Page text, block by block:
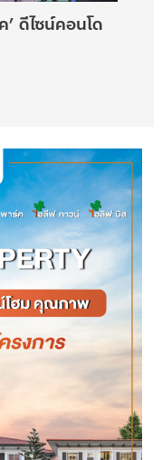
’ ดีไซน์คอนโด